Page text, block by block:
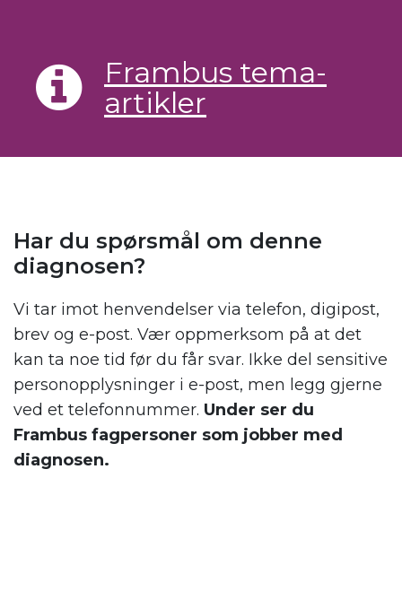
Frambus tema-
artikler
Har du spørsmål om denne
diagnosen?
Vi tar imot henvendelser via telefon, digipost,
brev og e-post. Vær oppmerksom på at det
kan ta noe tid før du får svar. Ikke del sensitive
personopplysninger i e-post, men legg gjerne
ved et telefonnummer. Under ser du
Frambus fagpersoner som jobber med
diagnosen.